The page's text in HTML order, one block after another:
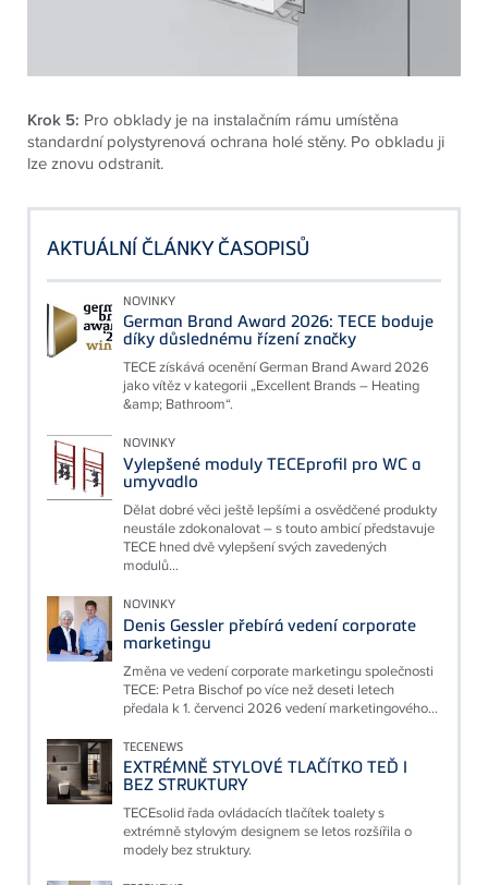
Krok 5: Pro obklady je na instalačním rámu umístěna
standardní polystyrenová ochrana holé stěny. Po obkladu ji
lze znovu odstranit.
AKTUÁLNÍ ČLÁNKY ČASOPISŮ
NOVINKY
German Brand Award 2026: TECE boduje
díky důslednému řízení značky
TECE získává ocenění German Brand Award 2026
jako vítěz v kategorii „Excellent Brands – Heating
&amp; Bathroom“.
NOVINKY
Vylepšené moduly TECEprofil pro WC a
umyvadlo
Dělat dobré věci ještě lepšími a osvědčené produkty
neustále zdokonalovat – s touto ambicí představuje
TECE hned dvě vylepšení svých zavedených
modulů...
NOVINKY
Denis Gessler přebírá vedení corporate
marketingu
Změna ve vedení corporate marketingu společnosti
TECE: Petra Bischof po více než deseti letech
předala k 1. červenci 2026 vedení marketingového...
TECENEWS
EXTRÉMNĚ STYLOVÉ TLAČÍTKO TEĎ I
BEZ STRUKTURY
TECEsolid řada ovládacích tlačítek toalety s
extrémně stylovým designem se letos rozšířila o
modely bez struktury.